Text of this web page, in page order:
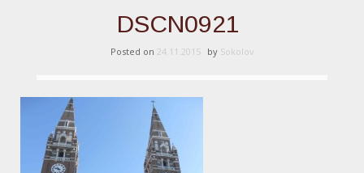
DSCN0921
Posted on 24.11.2015 by Sokolov